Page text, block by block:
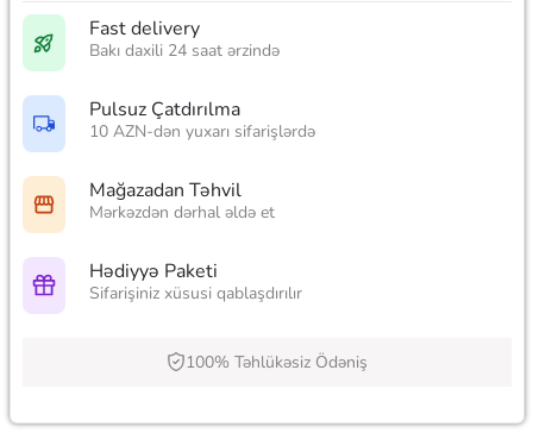
Fast delivery
Bakı daxili 24 saat ərzində
Pulsuz Çatdırılma
10 AZN-dən yuxarı sifarişlərdə
Mağazadan Təhvil
Mərkəzdən dərhal əldə et
Hədiyyə Paketi
Sifarişiniz xüsusi qablaşdırılır
100% Təhlükəsiz Ödəniş